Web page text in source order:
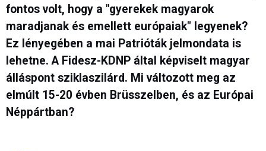
fontos volt, hogy a "gyerekek magyarok
maradjanak és emellett európaiak" legyenek?
Ez lényegében a mai Patrióták jelmondata is
lehetne. A Fidesz-KDNP által képviselt magyar
álláspont sziklaszilárd. Mi változott meg az
elmúlt 15-20 évben Brüsszelben, és az Európai
Néppártban?